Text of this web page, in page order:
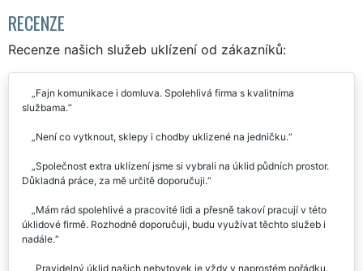
RECENZE
Recenze našich služeb uklízení od zákazníků:
Fajn komunikace i domluva. Spolehlivá firma s kvalitníma
službama.
Není co vytknout, sklepy i chodby uklizené na jedničku.
Společnost extra uklízení jsme si vybrali na úklid půdních prostor.
Důkladná práce, za mě určitě doporučuji.
Mám rád spolehlivé a pracovité lidi a přesně takoví pracují v této
úklidové firmě. Rozhodně doporučuji, budu využívat těchto služeb i
nadále.
Pravidelný úklid našich nebytovek je vždy v naprostém pořádku.